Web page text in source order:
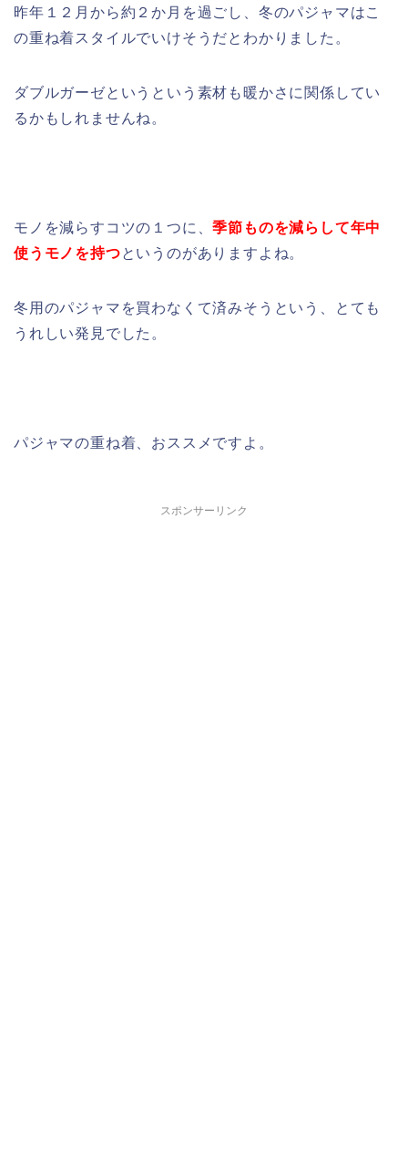
昨年１２月から約２か月を過ごし、冬のパジャマはこ
の重ね着スタイルでいけそうだとわかりました。
ダブルガーゼというという素材も暖かさに関係してい
るかもしれませんね。
モノを減らすコツの１つに、季節ものを減らして年中
使うモノを持つというのがありますよね。
冬用のパジャマを買わなくて済みそうという、とても
うれしい発見でした。
パジャマの重ね着、おススメですよ。
スポンサーリンク